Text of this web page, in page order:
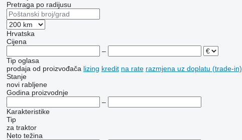
Pretraga po radijusu
Hrvatska
Cijena
–
Tip oglasa
prodaja od proizvođača lizing kredit na rate razmjena uz doplatu (trade-in)
Stanje
novi rabljene
Godina proizvodnje
–
Karakteristike
Tip
za traktor
Neto težina